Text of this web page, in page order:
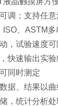
调；支持任意
、ASTM多
，试验速度可
快速输出实验
同时测定
据、结果以曲
，统计分析